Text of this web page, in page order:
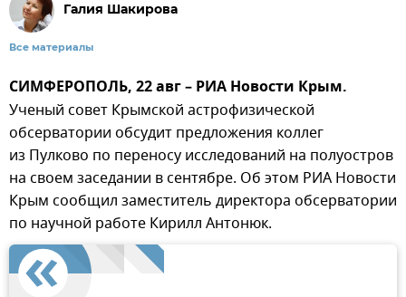
Галия Шакирова
Все материалы
СИМФЕРОПОЛЬ, 22 авг – РИА Новости Крым.
Ученый совет Крымской астрофизической
обсерватории обсудит предложения коллег
из Пулково по переносу исследований на полуостров
на своем заседании в сентябре. Об этом РИА Новости
Крым сообщил заместитель директора обсерватории
по научной работе Кирилл Антонюк.